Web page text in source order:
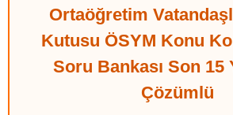
Ortaöğretim
Kutusu ÖSYM Konu
Soru Bankası Son 15
Çözümlü